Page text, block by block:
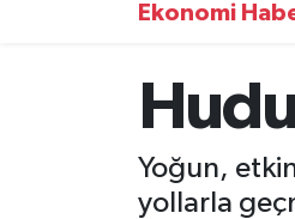
Ekonomi
Yoğun,
yollarla
Tüm Manşetler
Son Dakika Haberleri